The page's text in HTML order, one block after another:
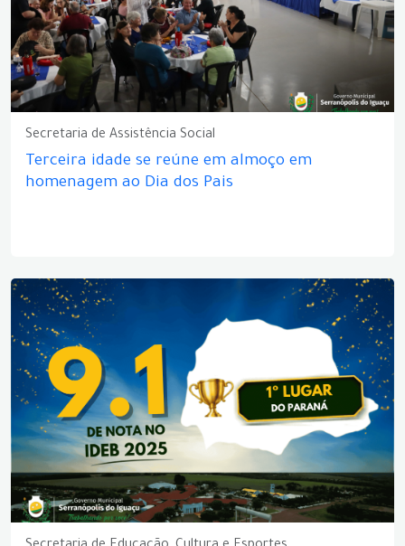
Secretaria de Assistência Social
Terceira idade se reúne em almoço em
homenagem ao Dia dos Pais